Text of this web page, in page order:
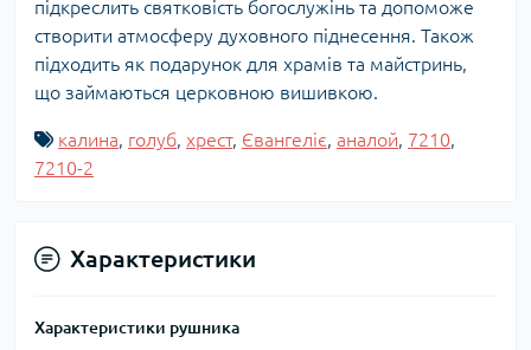
підкреслить святковість богослужінь та допоможе
створити атмосферу духовного піднесення. Також
підходить як подарунок для храмів та майстринь,
що займаються церковною вишивкою.
калина, голуб, хрест, Євангеліє, аналой, 7210,
7210-2
Характеристики
Характеристики рушника